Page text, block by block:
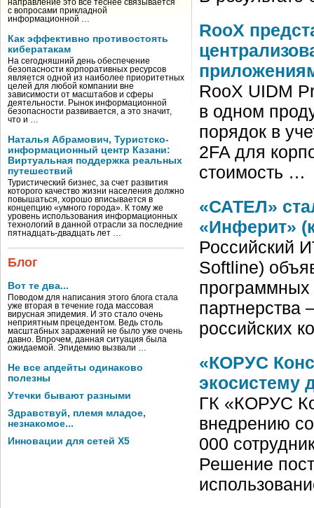
направление это все теснее связывается
с вопросами прикладной
информационной …
Как эффективно противостоять
кибератакам
На сегодняшний день обеспечение
безопасности корпоративных ресурсов
является одной из наиболее приоритетных
целей для любой компании вне
зависимости от масштабов и сферы
деятельности. Рынок информационной
безопасности развивается, а это значит,
что и …
Наталья Абрамович, Туристско-
информационный центр Казани:
Виртуальная поддержка реальных
путешествий
Туристический бизнес, за счет развития
которого качество жизни населения должно
повышаться, хорошо вписывается в
концепцию «умного города». К тому же
уровень использования информационных
технологий в данной отрасли за последние
пятнадцать-двадцать лет …
Блог
Вот те два...
Поводом для написания этого блога стала
уже вторая в течение года массовая
вирусная эпидемия. И это стало очень
неприятным прецедентом. Ведь столь
масштабных заражений не было уже очень
давно. Впрочем, данная ситуация была
ожидаемой. Эпидемию вызвали …
Не все апдейты одинаково
полезны
Утечки бывают разными
Здравствуй, племя младое,
незнакомое...
Инновации для сетей X5
RooX
RooX UIDM
в одном
порядок в
2FA для
стоимость …
«САТЕЛ»
«Инферит»
Российский
Softline)
партнерства
российских
«КОРУС
экосистему
ГК «КОРУС
внедрению
000
Решение